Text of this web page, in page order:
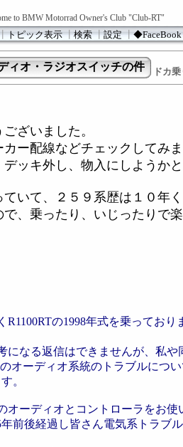
to BMW Motorrad Owner's Club "Club-RT"
トピック表示┃検索┃設定┃◆FaceBook
ィオ・ラジオスイッチの件 ドカ
ざいました。
カー配線などチェックしてみ
ッキ外し、物入にしようか
ていて、２５９系歴は１０年
、乗ったり、いじったりで
の1998年式を乗っており
になる返信はできませんが、私や
オーディオ系統のトラブルにつ
。
オーディオとコントローラをお使
前後経過し皆さん電気系トラブ